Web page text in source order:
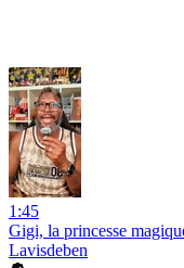
1:45
Gigi, la princesse
Lavisdeben